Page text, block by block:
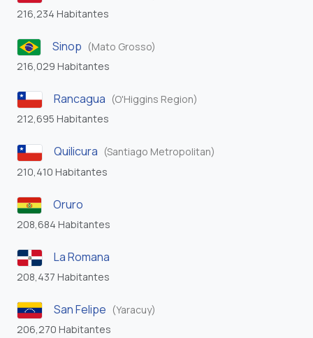
216,234 Habitantes
Sinop (Mato Grosso)
216,029 Habitantes
Rancagua (O'Higgins Region)
212,695 Habitantes
Quilicura (Santiago Metropolitan)
210,410 Habitantes
Oruro
208,684 Habitantes
La Romana
208,437 Habitantes
San Felipe (Yaracuy)
206,270 Habitantes